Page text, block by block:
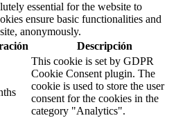
essential for the website to
ensure basic functionalities and
anonymously.
Descripción
This cookie is set by GDPR
Cookie Consent plugin. The
cookie is used to store the user
consent for the cookies in the
category "Analytics".